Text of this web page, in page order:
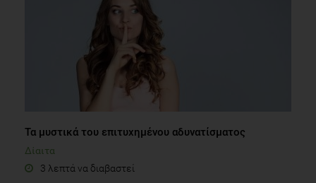
Τα μυστικά του επιτυχημένου αδυνατίσματος
Δίαιτα
3 λεπτά να διαβαστεί